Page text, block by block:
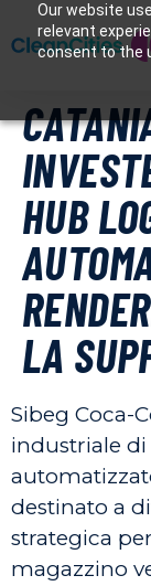
Our website
relevant
consent to the
HUB
LA
Sibeg Coca-
industriale
destinato a
strategica
magazzino